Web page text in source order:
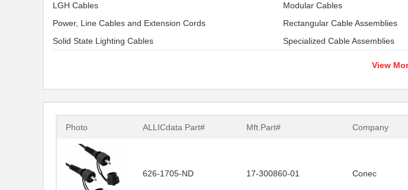
LGH Cables
Modular Cables
Power, Line Cables and Extension Cords
Rectangular Cable Assemblies
Solid State Lighting Cables
Specialized Cable Assemblies
View
Photo ALLICdata Part# Mft.Part# Company
626-1705-ND 17-300860-01 Conec